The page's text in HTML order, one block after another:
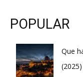
POPULAR
Que
(2025)